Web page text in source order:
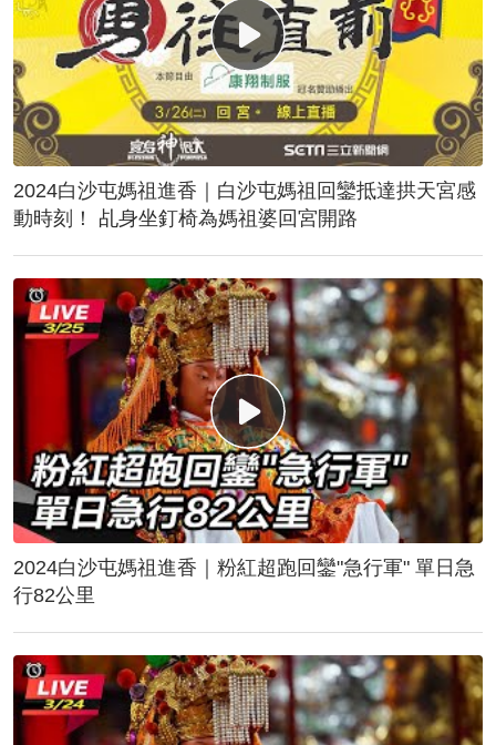
2024白沙屯媽祖進香｜白沙屯媽祖回鑾抵達拱天宮感
動時刻！ 乩身坐釘椅為媽祖婆回宮開路
2024白沙屯媽祖進香｜粉紅超跑回鑾"急行軍" 單日急
行82公里